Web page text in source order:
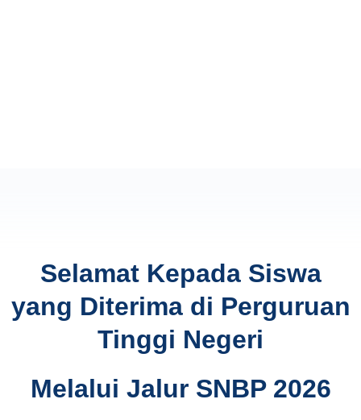
Selamat Kepada Siswa
yang Diterima di Perguruan
Tinggi Negeri
Melalui Jalur SNBP 2026